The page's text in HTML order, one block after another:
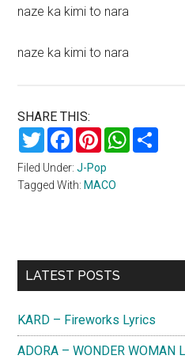
naze ka kimi to nara
naze ka kimi to nara
SHARE THIS:
TwitterFacebookPinterestWhatsApp
Filed Under:J-Pop
Tagged With: MACO
Primary
LATEST POSTS
KARD – Fireworks Lyrics
ADORA – WONDER WOMAN